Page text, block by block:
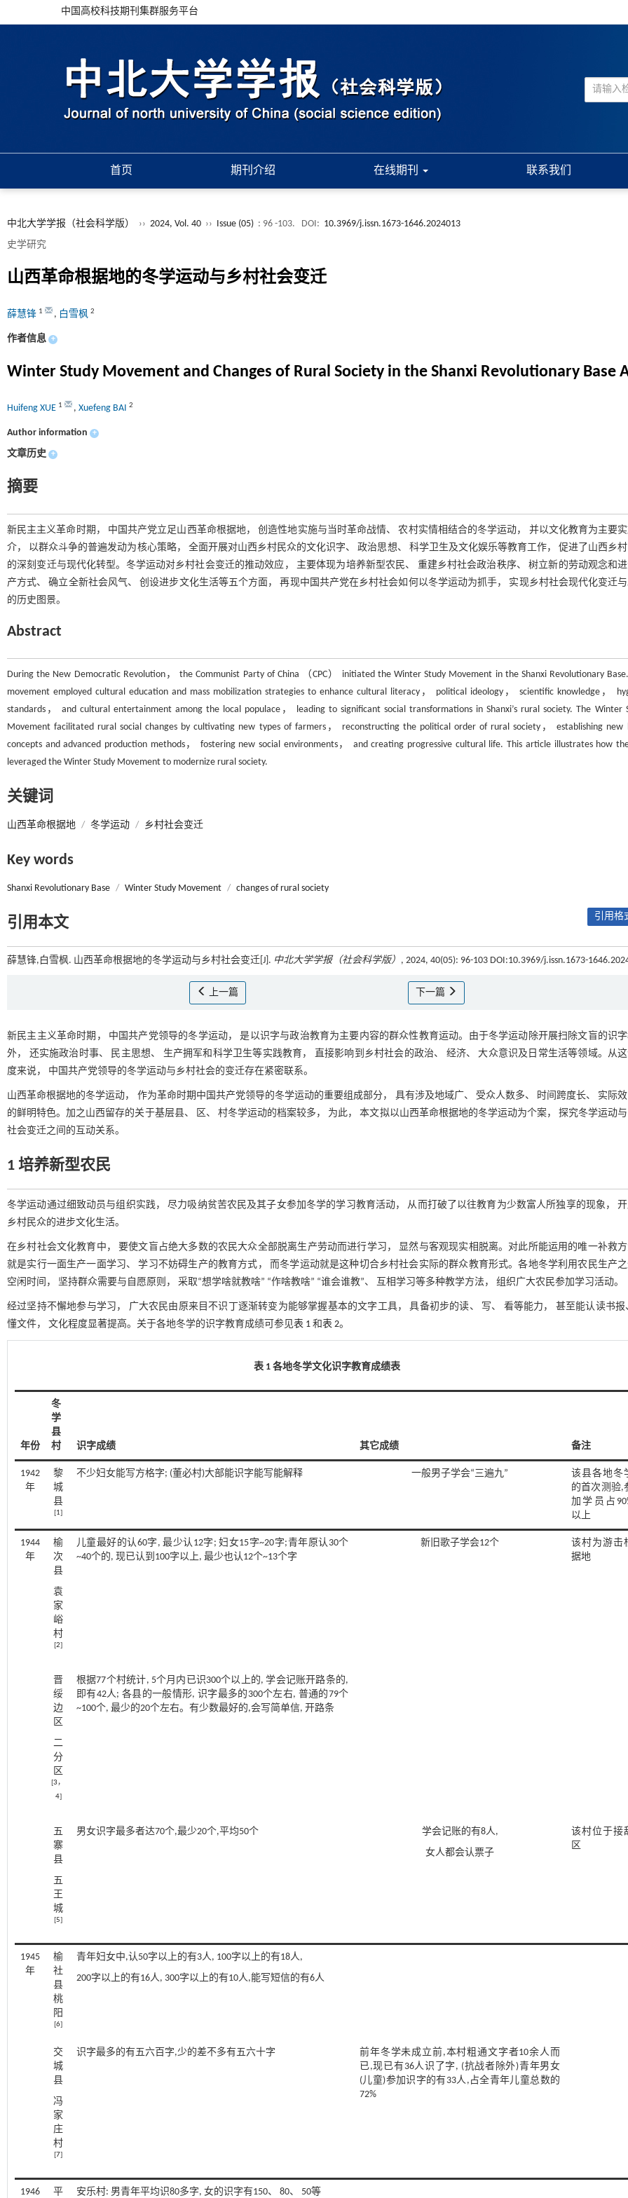
中国高校科技期刊集群服务平台
首页 期刊介绍 在线期刊 联系我们
中北大学学报（社会科学版） ›› 2024, Vol. 40 ›› Issue (05) : 96 -103. DOI: 10.3969/j.issn.1673-1646.2024013
史学研究
山西革命根据地的冬学运动与乡村社会变迁
薛慧锋 1 , 白雪枫 2
作者信息 +
Winter Study Movement and Changes of Rural Society in the Shanxi Revolutionary Base
Huifeng XUE 1 , Xuefeng BAI 2
Author information +
文章历史 +
摘要
新民主主义革命时期， 中国共产党立足山西革命根据地， 创造性地实施与当时革命战情、 农村实情相结合的冬学运动， 并以文化教育为主要
介， 以群众斗争的普遍发动为核心策略， 全面开展对山西乡村民众的文化识字、 政治思想、 科学卫生及文化娱乐等教育工作， 促进了山西乡
的深刻变迁与现代化转型。冬学运动对乡村社会变迁的推动效应， 主要体现为培养新型农民、 重建乡村社会政治秩序、 树立新的劳动观念和
产方式、 确立全新社会风气、 创设进步文化生活等五个方面， 再现中国共产党在乡村社会如何以冬学运动为抓手， 实现乡村社会现代化变迁
的历史图景。
Abstract
During the New Democratic Revolution， the Communist Party of China （CPC） initiated the Winter Study Movement in the Shanxi Revolutionary
movement employed cultural education and mass mobilization strategies to enhance cultural literacy， political ideology， scientific knowledge，
standards， and cultural entertainment among the local populace， leading to significant social transformations in Shanxi’s rural society. The Winter
Movement facilitated rural social changes by cultivating new types of farmers， reconstructing the political order of rural society， establishing new
concepts and advanced production methods， fostering new social environments， and creating progressive cultural life. This article illustrates how the
leveraged the Winter Study Movement to modernize rural society.
关键词
山西革命根据地 / 冬学运动 / 乡村社会变迁
Key words
Shanxi Revolutionary Base / Winter Study Movement / changes of rural society
引用本文 引用格
薛慧锋,白雪枫. 山西革命根据地的冬学运动与乡村社会变迁[J]. 中北大学学报（社会科学版） , 2024, 40(05): 96-103 DOI:10.3969/j.issn.1673-
上一篇 下一篇
新民主主义革命时期， 中国共产党领导的冬学运动， 是以识字与政治教育为主要内容的群众性教育运动。由于冬学运动除开展扫除文盲的识
外， 还实施政治时事、 民主思想、 生产拥军和科学卫生等实践教育， 直接影响到乡村社会的政治、 经济、 大众意识及日常生活等领域。从
度来说， 中国共产党领导的冬学运动与乡村社会的变迁存在紧密联系。
山西革命根据地的冬学运动， 作为革命时期中国共产党领导的冬学运动的重要组成部分， 具有涉及地域广、 受众人数多、 时间跨度长、 实际
的鲜明特色。加之山西留存的关于基层县、 区、 村冬学运动的档案较多， 为此， 本文拟以山西革命根据地的冬学运动为个案， 探究冬学运动
社会变迁之间的互动关系。
1 培养新型农民
冬学运动通过细致动员与组织实践， 尽力吸纳贫苦农民及其子女参加冬学的学习教育活动， 从而打破了以往教育为少数富人所独享的现象， 开
乡村民众的进步文化生活。
在乡村社会文化教育中， 要使文盲占绝大多数的农民大众全部脱离生产劳动而进行学习， 显然与客观现实相脱离。对此所能运用的唯一补救方
就是实行一面生产一面学习、 学习不妨碍生产的教育方式， 而冬学运动就是这种切合乡村社会实际的群众教育形式。各地冬学利用农民生产
空闲时间， 坚持群众需要与自愿原则， 采取“想学啥就教啥” “作啥教啥” “谁会谁教”、 互相学习等多种教学方法， 组织广大农民参加学习活动。
经过坚持不懈地参与学习， 广大农民由原来目不识丁逐渐转变为能够掌握基本的文字工具， 具备初步的读、 写、 看等能力， 甚至能认读书报
懂文件， 文化程度显著提高。关于各地冬学的识字教育成绩可参见表 1 和表 2。
表 1 各地冬学文化识字教育成绩表
年份
冬
学
县
村
识字成绩 其它成绩 备注
1942
年
黎
城
县
[1]
不少妇女能写方格字; (董必村)大部能识字能写能解释 一般男子学会“三遍九”
该县各地冬
的首次测验,
加学员占
以上
1944
年
榆
次
县
袁
家
峪
村
[2]
儿童最好的认60字, 最少认12字; 妇女15字~20字;青年原认30个
~40个的, 现已认到100字以上, 最少也认12个~13个字
新旧歌子学会12个
该村为游击
据地
晋
绥
边
区
二
分
区
[3，
4]
根据77个村统计, 5个月内已识300个以上的, 学会记账开路条的,
即有42人; 各县的一般情形, 识字最多的300个左右, 普通的79个
~100个, 最少的20个左右。有少数最好的,会写简单信, 开路条
五
寨
县
五
王
城
[5]
男女识字最多者达70个,最少20个,平均50个
学会记账的有8人,
女人都会认票子
该村位于接
区
1945
年
榆
社
县
桃
阳
[6]
青年妇女中,认50字以上的有3人, 100字以上的有18人,
200字以上的有16人, 300字以上的有10人,能写短信的有6人
交
城
县
冯
家
庄
村
[7]
识字最多的有五六百字,少的差不多有五六十字
前年冬学未成立前,本村粗通文字者10余人而
已,现已有36人识了字, (抗战者除外)青年男女
(儿童)参加识字的有33人,占全青年儿童总数的
72%
1946 平 安乐村: 男青年平均识80多字, 女的识字有150、 80、 50等